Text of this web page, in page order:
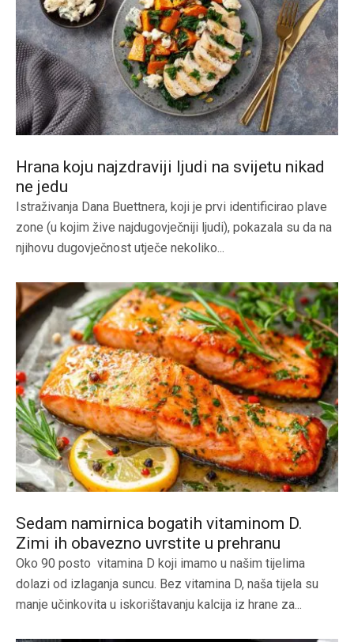
Hrana koju najzdraviji ljudi na svijetu nikad
ne jedu
Istraživanja Dana Buettnera, koji je prvi identificirao plave
zone (u kojim žive najdugovječniji ljudi), pokazala su da na
njihovu dugovječnost utječe nekoliko...
Sedam namirnica bogatih vitaminom D.
Zimi ih obavezno uvrstite u prehranu
Oko 90 posto vitamina D koji imamo u našim tijelima
dolazi od izlaganja suncu. Bez vitamina D, naša tijela su
manje učinkovita u iskorištavanju kalcija iz hrane za...